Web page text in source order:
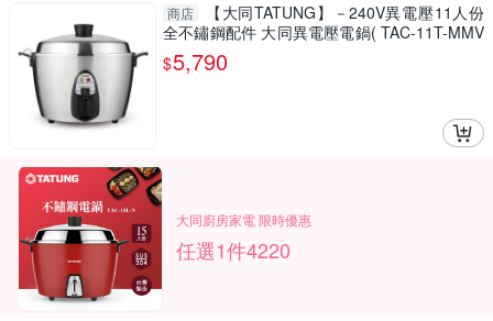
商店
【大同TATUNG】－240V異電壓11人份
全不鏽鋼配件 大同異電壓電鍋( TAC-11T-MMV
4)
$5,790
大同廚房家電 限時優惠
任選1件4220